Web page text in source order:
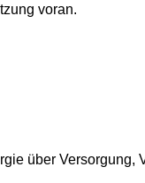
voran.
über Versorgung,